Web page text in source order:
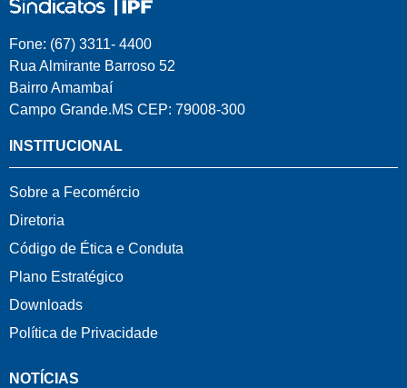
Fone: (67) 3311- 4400
Rua Almirante Barroso 52
Bairro Amambaí
Campo Grande.MS CEP: 79008-300
INSTITUCIONAL
Sobre a Fecomércio
Diretoria
Código de Ética e Conduta
Plano Estratégico
Downloads
Política de Privacidade
NOTÍCIAS